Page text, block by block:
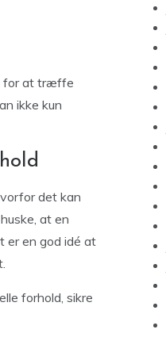
for at træffe
ikke kun
det kan
at en
er en god idé at
forhold, sikre